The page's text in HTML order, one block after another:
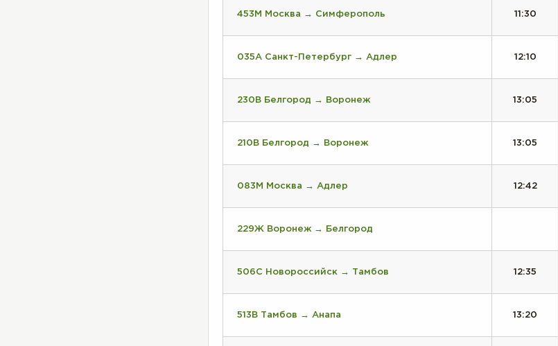
453М Москва → Симферополь 11:30
035А Санкт-Петербург → Адлер 12:10
230В Белгород → Воронеж 13:05
210В Белгород → Воронеж 13:05
083М Москва → Адлер 12:42
229Ж Воронеж → Белгород
506С Новороссийск → Тамбов 12:35
513В Тамбов → Анапа 13:20